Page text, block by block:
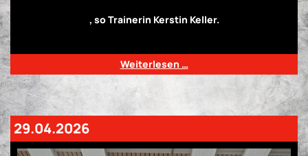
, so Trainerin Kerstin Keller.
Weiterlesen …
29.04.2026